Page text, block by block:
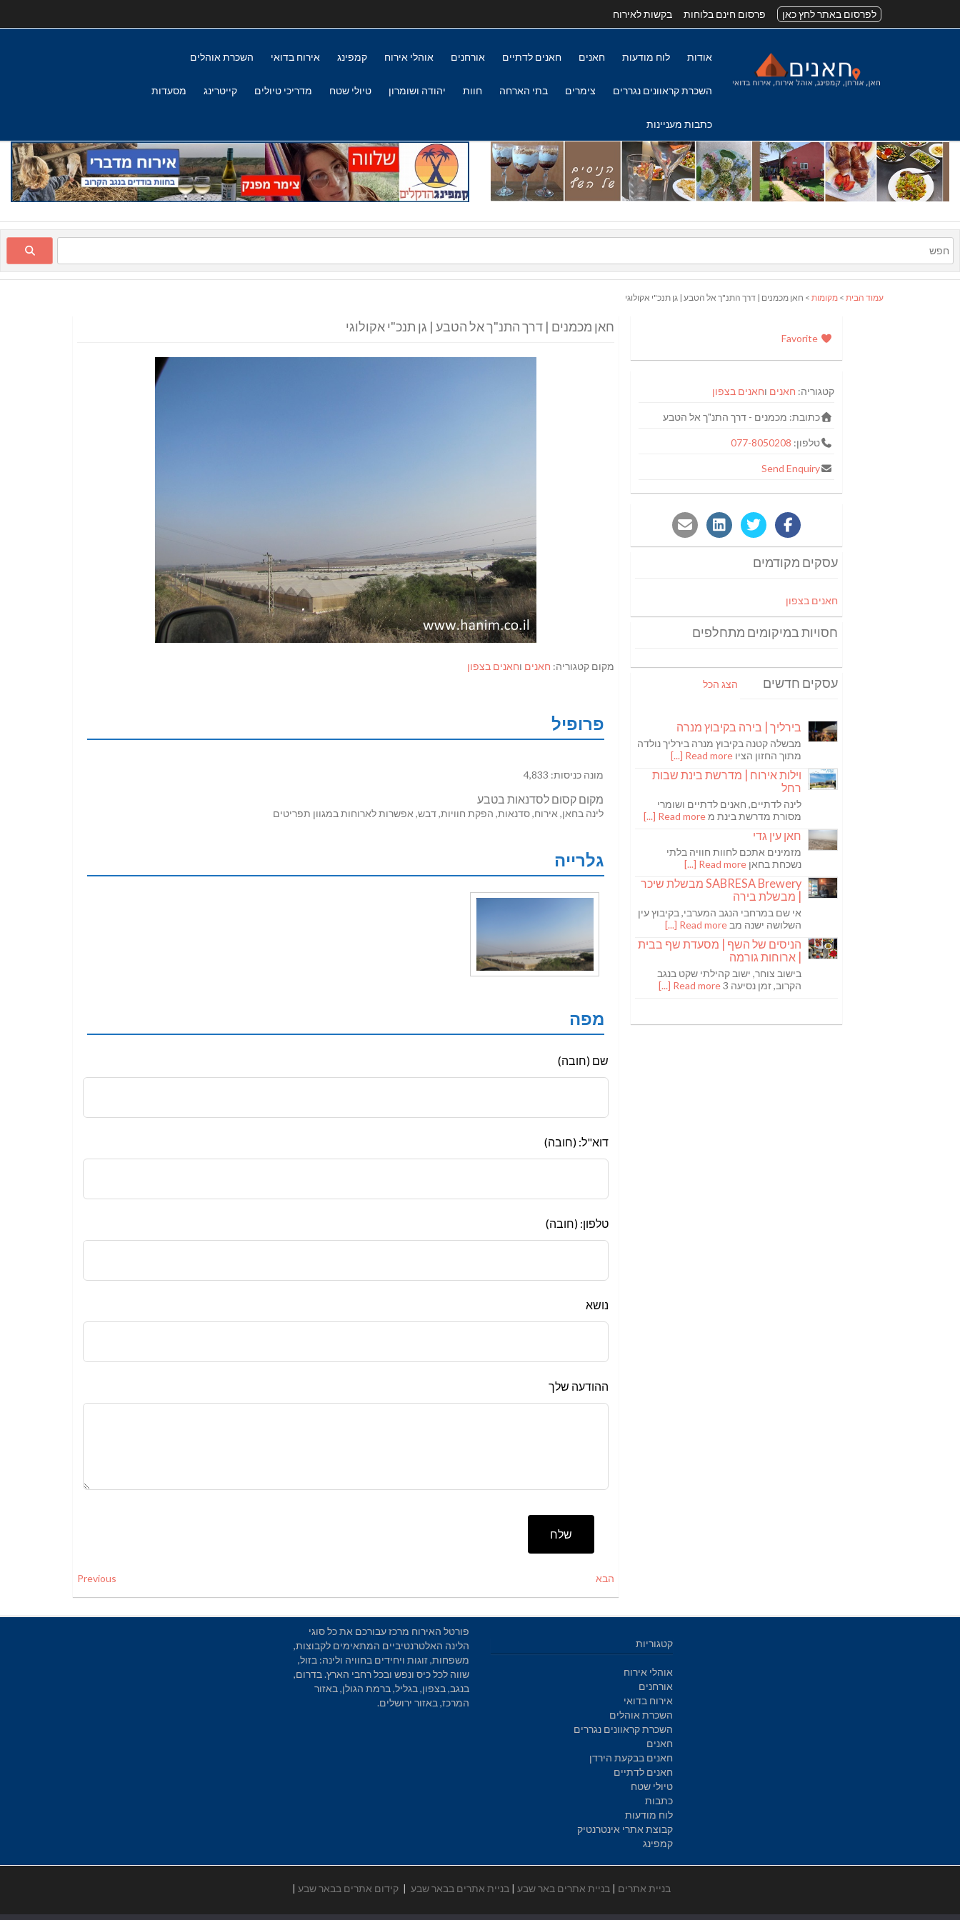
לפרסום באתר לחץ כאן פרסום חינם בלוחות בקשות לאירוח
אודות לוח מודעות חאנים חאנים לדתיים אורחנים אוהלי אירוח קמפינג אירוח בדואי השכרת אוהלים
השכרת קראוונים נגררים צימרים בתי הארחה חוות יהודה ושומרון טיולי שטח מדריכי טיולים קייטרינג מסעדות
כתבות מעניינות
עמוד הבית > מקומות > חאן מכמנים | דרך התנ"ך אל הטבע | גן תנכ"י אקולוגי
חאן מכמנים | דרך התנ"ך אל הטבע | גן תנכ"י אקולוגי
מקום קטגוריה: חאנים וחאנים בצפון
פרופיל
מונה כניסות: 4,833
מקום קסום לסדנאות בטבע
לינה בחאן, אירוח, סדנאות, הפקת חוויות, דבש, אפשרות לארוחות במגוון תפריטים
גלרייה
מפה
Leave
שם (חובה)
דוא"ל: (חובה)
טלפון: (חובה)
נושא
ההודעה שלך
שלח
Previous הבא
Favorite
קטגוריה: חאנים וחאנים בצפון
כתובת: מכמנים - דרך התנ"ך אל הטבע‭
טלפון: 077-8050208
Send Enquiry
עסקים מקודמים
חאנים בצפון
חסויות במיקומים מתחלפים
עסקים חדשים הצג הכל
בירליך | בירה בקיבוץ מנרה
מבשלה קטנה בקיבוץ מנרה בירליך נולדה
מתוך החזון הציו Read more [...]
וילות אירוח | מדרשת בינת שבות
רחל
לינה לדתיים, חאנים לדתיים ושומרי
מסורת מדרשת בינת מRead more [...]
חאן עין גדי
מזמינים אתכם לחוות חוויה בלתי
נשכחת בחאן Read more [...]
SABRESA Brewery מבשלת שיכר
| מבשלת בירה
אי שם במרחבי הנגב המערבי, בקיבוץ עין
השלושה ישנה מב Read more [...]
הניסים של השף | מסעדת שף בבית
| ארוחות גורמה
בישוב צוחר, ישוב קהילתי שקט בנגב
הקרוב, זמן נסיעה 3
Read more [...]
פורטל האירוח מרכז עבורכם את כל סוגי
הלינה האלטרנטיביים המתאימים לקבוצות,
משפחות, זוגות ויחידים בחוויה ולינה: בזול,
שווה לכל כיס ונפש ובכל רחבי הארץ. בדרום,
בנגב, בצפון, בגליל, ברמת הגולן, באזור
המרכז, באזור ירושלים.
קטגוריות
אוהלי אירוח
אורחנים
אירוח בדואי
השכרת אוהלים
השכרת קראוונים נגררים
חאנים
חאנים בבקעת הירדן
חאנים לדתיים
טיולי שטח
כתבות
לוח מודעות
קבוצת אתרי אינטרנטיק
קמפינג
בניית אתרים | בניית אתרים באר שבע | בניית אתרים בבאר שבע |קידום אתרים בבאר שבע |